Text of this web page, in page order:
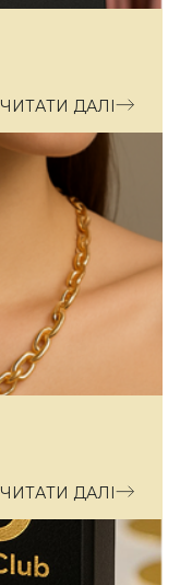
ЧИТАТИ ДАЛІ
ЧИТАТИ ДАЛІ